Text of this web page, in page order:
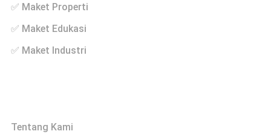
✅ Maket Properti
✅ Maket Edukasi
✅ Maket Industri
Tentang Kami